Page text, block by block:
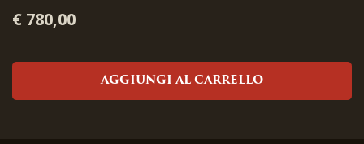
€ 780,00
AGGIUNGI AL CARRELLO